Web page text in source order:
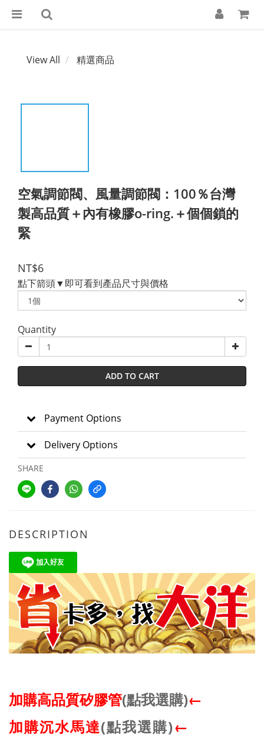
View All 精選商品
空氣調節閥、風量調節閥：100％台灣
製高品質＋內有橡膠o-ring.＋個個鎖的
緊
NT$6
點下箭頭▼即可看到產品尺寸與價格
Quantity
ADD TO CART
Payment Options
Delivery Options
SHARE
DESCRIPTION
加購高品質矽膠管(點我選購)←
加購沉水馬達(點我選購)←